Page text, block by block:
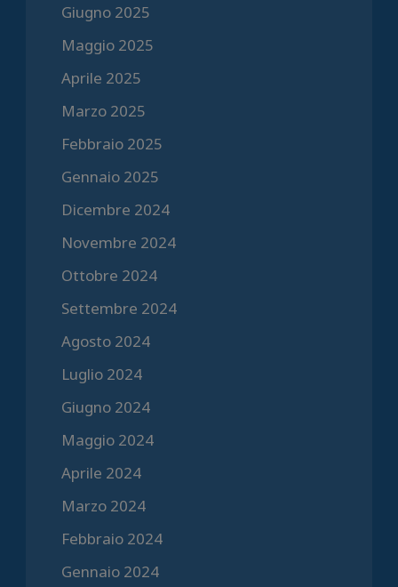
Giugno 2025
Maggio 2025
Aprile 2025
Marzo 2025
Febbraio 2025
Gennaio 2025
Dicembre 2024
Novembre 2024
Ottobre 2024
Settembre 2024
Agosto 2024
Luglio 2024
Giugno 2024
Maggio 2024
Aprile 2024
Marzo 2024
Febbraio 2024
Gennaio 2024